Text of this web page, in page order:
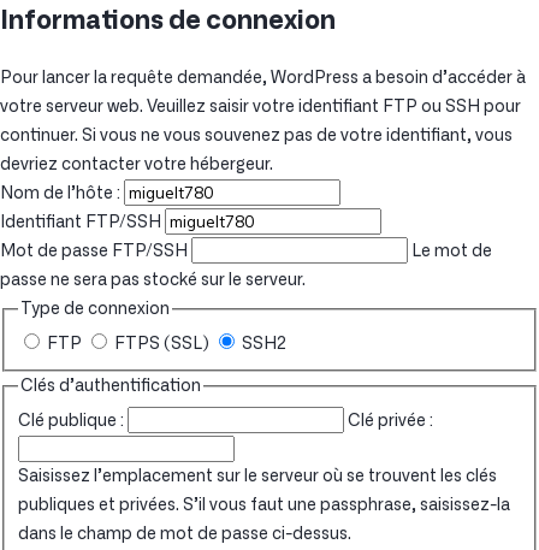
Informations de connexion
Pour lancer la requête demandée, WordPress a besoin d’accéder à
votre serveur web. Veuillez saisir votre identifiant FTP ou SSH pour
continuer. Si vous ne vous souvenez pas de votre identifiant, vous
devriez contacter votre hébergeur.
Nom de l’hôte :
Identifiant FTP/SSH
Mot de passe FTP/SSH
Le mot de
passe ne sera pas stocké sur le serveur.
Type de connexion
FTP FTPS (SSL) SSH2
Clés d’authentification
Clé publique : Clé privée :
Saisissez l’emplacement sur le serveur où se trouvent les clés
publiques et privées. S’il vous faut une passphrase, saisissez-la
dans le champ de mot de passe ci-dessus.